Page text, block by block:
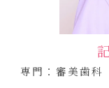
専門：審美歯科